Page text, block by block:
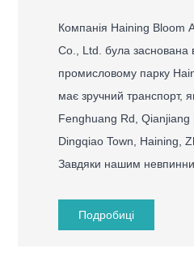
Компанія Haining Bloom
Co., Ltd. була заснована
промисловому парку
має зручний транспорт,
Fenghuang Rd, Qianjiang
Dingqiao Town, Haining,
Завдяки нашим
розширювалася. Наразі
передовий у світі
Подробиці